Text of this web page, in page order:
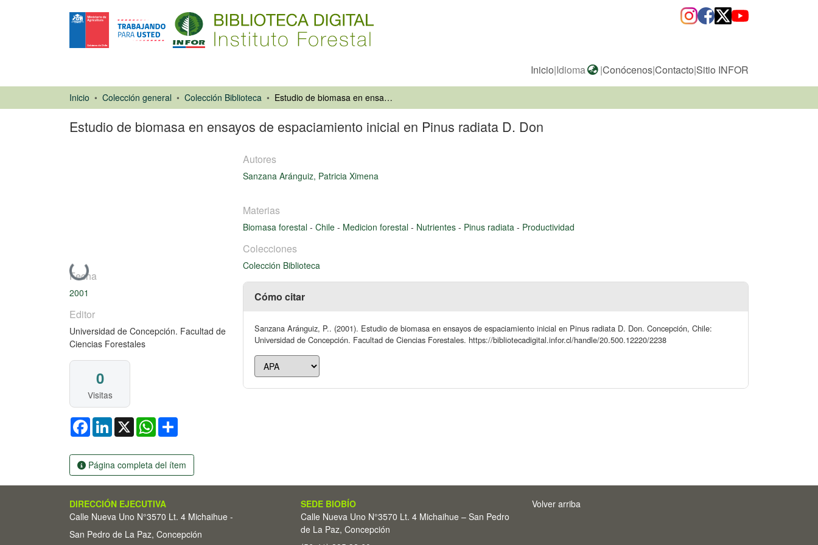
Inicio|Idioma |Conócenos|Contacto|Sitio INFOR
Inicio Colección general Colección Biblioteca Estudio de biomasa en ensayos de espaciamiento inicial en Pinus radiata D. Don
Estudio de biomasa en ensayos de espaciamiento inicial en Pinus radiata D. Don
Cargando...
Fecha
2001
Editor
Universidad de Concepción. Facultad de
Ciencias Forestales
0
Visitas
FacebookLinkedIn
X WhatsApp
Página completa del ítem
Autores
Sanzana Aránguiz, Patricia Ximena
Materias
Biomasa forestal - Chile - Medicion forestal - Nutrientes - Pinus radiata - Productividad
Colecciones
Colección Biblioteca
Cómo citar
Sanzana Aránguiz, P.. (2001). Estudio de biomasa en ensayos de espaciamiento inicial en Pinus radiata D. Don. Concepción, Chile:
Universidad de Concepción. Facultad de Ciencias Forestales. https://bibliotecadigital.infor.cl/handle/20.500.12220/2238
DIRECCIÓN EJECUTIVA
Calle Nueva Uno N°3570 Lt. 4 Michaihue -
San Pedro de La Paz, Concepción
SEDE BIOBÍO
Calle Nueva Uno N°3570 Lt. 4 Michaihue – San Pedro
de La Paz, Concepción
Volver arriba